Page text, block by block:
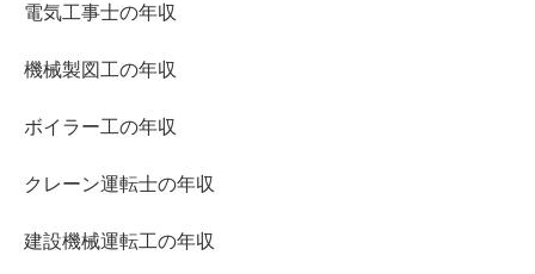
電気工事士の年収
機械製図工の年収
ボイラー工の年収
クレーン運転士の年収
建設機械運転工の年収